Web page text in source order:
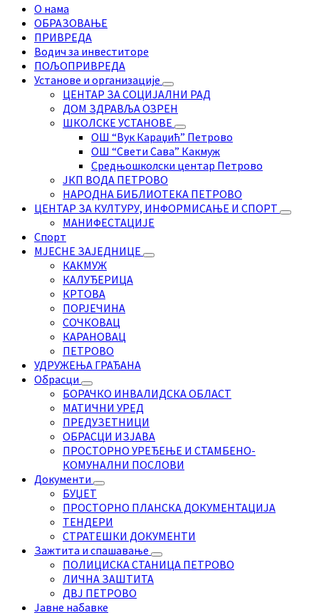
О нама
ОБРАЗОВАЊЕ
ПРИВРЕДА
Водич за инвеститоре
ПОЉОПРИВРЕДА
Установе и организације
ЦЕНТАР ЗА СОЦИЈАЛНИ РАД
ДОМ ЗДРАВЉА ОЗРЕН
ШКОЛСКЕ УСТАНОВЕ
ОШ “Вук Караџић” Петрово
ОШ “Свети Сава” Какмуж
Средњошколски центар Петрово
ЈКП ВОДА ПЕТРОВО
НАРОДНА БИБЛИОТЕКА ПЕТРОВО
ЦЕНТАР ЗА КУЛТУРУ, ИНФОРМИСАЊЕ И СПОРТ
МАНИФЕСТАЦИЈЕ
Спорт
МЈЕСНЕ ЗАЈЕДНИЦЕ
КАКМУЖ
КАЛУЂЕРИЦА
КРТОВА
ПОРЈЕЧИНА
СОЧКОВАЦ
КАРАНОВАЦ
ПЕТРОВО
УДРУЖЕЊА ГРАЂАНА
Обрасци
БОРАЧКО ИНВАЛИДСКА ОБЛАСТ
МАТИЧНИ УРЕД
ПРЕДУЗЕТНИЦИ
ОБРАСЦИ ИЗЈАВА
ПРОСТОРНО УРЕЂЕЊЕ И СТАМБЕНО-
КОМУНАЛНИ ПОСЛОВИ
Документи
БУЏЕТ
ПРОСТОРНО ПЛАНСКА ДОКУМЕНТАЦИЈА
ТЕНДЕРИ
СТРАТЕШКИ ДОКУМЕНТИ
Зажтита и спашавање
ПОЛИЦИСКА СТАНИЦА ПЕТРОВО
ЛИЧНА ЗАШТИТА
ДВЈ ПЕТРОВО
Јавне набавке